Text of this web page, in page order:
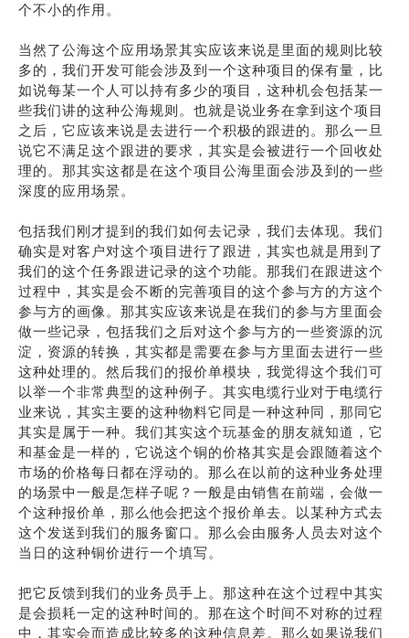
个不小的作用。
当然了公海这个应用场景其实应该来说是里面的规则比较
多的，我们开发可能会涉及到一个这种项目的保有量，比
如说每某一个人可以持有多少的项目，这种机会包括某一
些我们讲的这种公海规则。也就是说业务在拿到这个项目
之后，它应该来说是去进行一个积极的跟进的。那么一旦
说它不满足这个跟进的要求，其实是会被进行一个回收处
理的。那其实这都是在这个项目公海里面会涉及到的一些
深度的应用场景。
包括我们刚才提到的我们如何去记录，我们去体现。我们
确实是对客户对这个项目进行了跟进，其实也就是用到了
我们的这个任务跟进记录的这个功能。那我们在跟进这个
过程中，其实是会不断的完善项目的这个参与方的方这个
参与方的画像。那其实应该来说是在我们的参与方里面会
做一些记录，包括我们之后对这个参与方的一些资源的沉
淀，资源的转换，其实都是需要在参与方里面去进行一些
这种处理的。然后我们的报价单模块，我觉得这个我们可
以举一个非常典型的这种例子。其实电缆行业对于电缆行
业来说，其实主要的这种物料它同是一种这种同，那同它
其实是属于一种。我们其实这个玩基金的朋友就知道，它
和基金是一样的，它说这个铜的价格其实是会跟随着这个
市场的价格每日都在浮动的。那么在以前的这种业务处理
的场景中一般是怎样子呢？一般是由销售在前端，会做一
个这种报价单，那么他会把这个报价单去。以某种方式去
这个发送到我们的服务窗口。那么会由服务人员去对这个
当日的这种铜价进行一个填写。
把它反馈到我们的业务员手上。那这种在这个过程中其实
是会损耗一定的这种时间的。那在这个时间不对称的过程
中，其实会而造成比较多的这种信息差。那么如果说我们